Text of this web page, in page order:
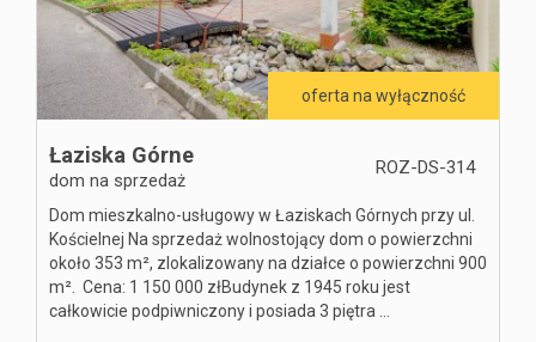
oferta na wyłączność
Łaziska Górne
dom na sprzedaż
ROZ-DS-314
Dom mieszkalno-usługowy w Łaziskach Górnych przy ul.
Kościelnej Na sprzedaż wolnostojący dom o powierzchni
około 353 m², zlokalizowany na działce o powierzchni 900
m². Cena: 1 150 000 zł ​Budynek z 1945 roku jest
całkowicie podpiwniczony i posiada 3 piętra ...